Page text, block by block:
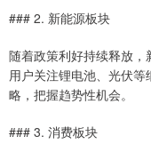
### 2. 新能源板块
随着政策利好持续释放
用户关注锂电池、光伏
略，把握趋势性机会。
### 3. 消费板块